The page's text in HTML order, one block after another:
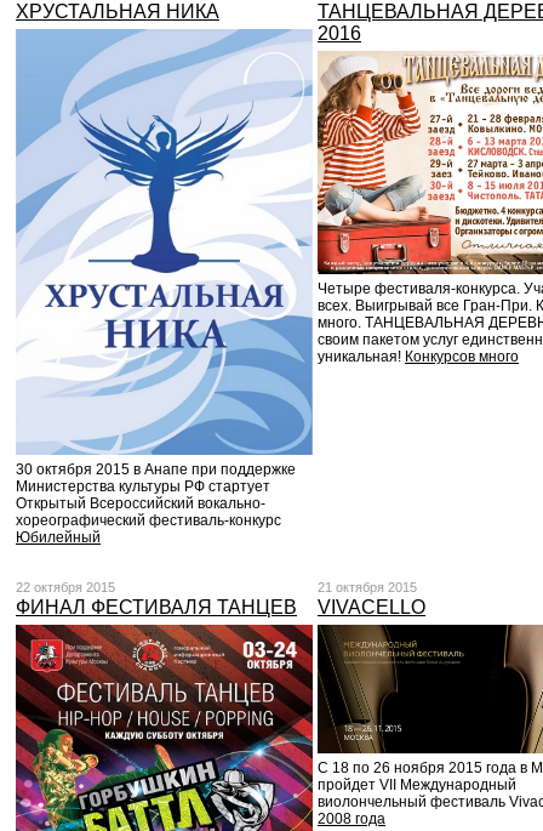
ХРУСТАЛЬНАЯ НИКА
30 октября 2015 в Анапе при поддержке
Министерства культуры РФ стартует
Открытый Всероссийский вокально-
хореографический фестиваль-конкурс
Юбилейный
ТАНЦЕВАЛЬНАЯ
2016
Четыре фестиваля-конкурса.
всех. Выигрывай все Гран-При.
много. ТАНЦЕВАЛЬНАЯ
своим пакетом услуг
уникальная! Конкурсов много
22 октября 2015
ФИНАЛ ФЕСТИВАЛЯ ТАНЦЕВ
21 октября 2015
VIVACELLO
С 18 по 26 ноября 2015 года в
пройдет VII Международный
виолончельный фестиваль
2008 года